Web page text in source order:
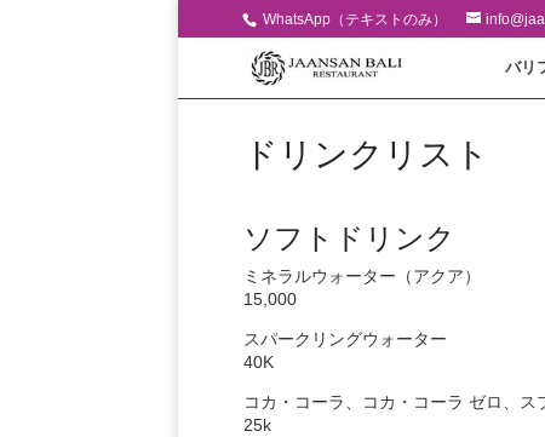
WhatsApp（テキストのみ）
バリ
ドリンクリスト
ソフトドリンク
ミネラルウォーター（アクア）
15,000
スパークリングウォーター
40K
コカ・コーラ、コカ・コーラ ゼロ、
25k